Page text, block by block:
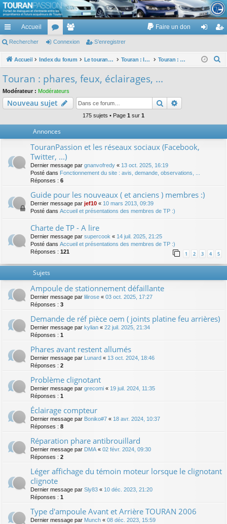
TouranPassion
Le forum des propriétaires ou futurs acquéreurs du Volkswagen Touran
cc
ès
pi
de
Accueil
or
u
e
m
Faire un don
ne nr
Rechercher Connexion S’enregistrer
Accueil Index du forum Le touran dans ses versions I (V1 V2 V3) et II ... Touran : les équipements électriques et électroniques Touran : phares, feux, éclairages, ...
c
Touran : phares, feux, éclairages, ...
Modérateur : Modérateurs
Nouveau sujet Rechercher
175 sujets • Page 1 sur 1
Annonces
TouranPassion et les réseaux sociaux (Facebook,
Twitter, ...)
Dernier message par gnanvofredy « 13 oct. 2025, 16:19
Posté dans Fonctionnement du site : avis, demande, observations, ...
Réponses : 6
Guide pour les nouveaux ( et anciens ) membres :)
Dernier message par jef10 « 10 mars 2013, 09:39
Posté dans Accueil et présentations des membres de TP :)
Charte de TP - A lire
Dernier message par supercook « 14 juil. 2025, 21:25
Posté dans Accueil et présentations des membres de TP :)
Réponses : 121 1 2 3 4 5
Sujets
Ampoule de stationnement défaillante
Dernier message par lilirose « 03 oct. 2025, 17:27
Réponses : 3
Demande de réf pièce oem ( joints platine feu arrières)
Dernier message par kylian « 22 juil. 2025, 21:34
Réponses : 1
Phares avant restent allumés
Dernier message par Lunard « 13 oct. 2024, 18:46
Réponses : 2
Problème clignotant
Dernier message par grecomi « 19 juil. 2024, 11:35
Réponses : 1
Éclairage compteur
Dernier message par Boniko#7 « 18 avr. 2024, 10:37
Réponses : 8
Réparation phare antibrouillard
Dernier message par DMA « 02 févr. 2024, 09:30
Réponses : 2
Léger affichage du témoin moteur lorsque le clignotant
clignote
Dernier message par Sly83 « 10 déc. 2023, 21:20
Réponses : 1
Type d'ampoule Avant et Arrière TOURAN 2006
Dernier message par Munch « 08 déc. 2023, 15:59